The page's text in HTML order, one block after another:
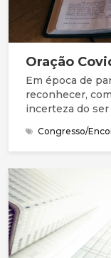
Oração
Em época de
reconhecer,
incerteza do ser
Salomão e seu
imerecido) e de
Deus Santo. Na
Deus grande
de uma
Ele, a
apresentar as
preocupações,
responder,
vontade.
Congresso/